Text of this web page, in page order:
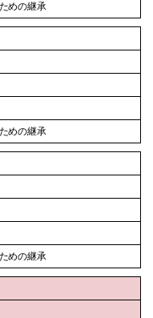
めの継承
めの継承
めの継承